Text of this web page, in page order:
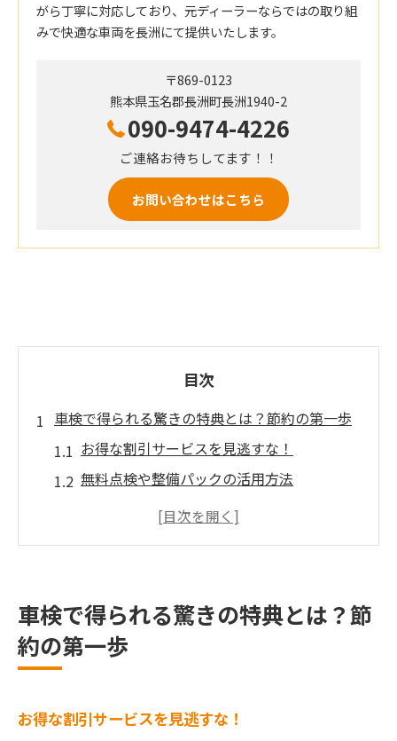
がら丁寧に対応しており、元ディーラーならではの取り組
みで快適な車両を長洲にて提供いたします。
〒869-0123
熊本県玉名郡長洲町長洲1940-2
090-9474-4226
ご連絡お待ちしてます！！
お問い合わせはこちら
目次
車検で得られる驚きの特典とは？節約の第一歩
お得な割引サービスを見逃すな！
無料点検や整備パックの活用方法
車検特典で得られるポイントサービスの魅
適用される割引条件を知っておこう
車検特典を通じて得られる長期的な節約効
車検特典を賢く利用して費用を大幅に抑える方
車検で得られる驚きの特典とは？節
約の第一歩
お得な割引サービスを見逃すな！